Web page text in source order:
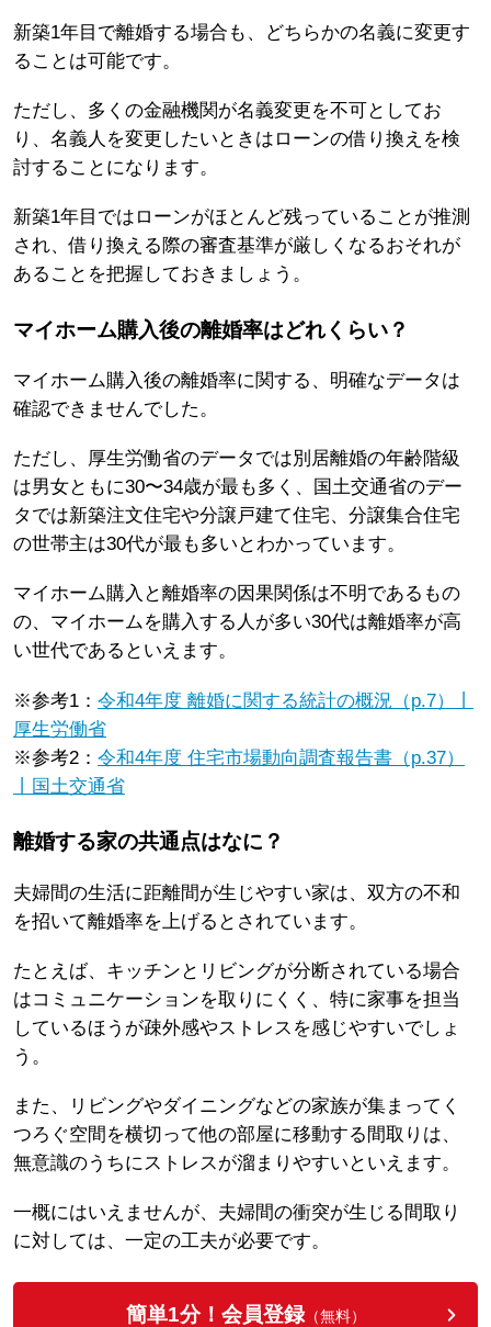
新築1年目で離婚する場合も、どちらかの名義に変更す
ることは可能です。
ただし、多くの金融機関が名義変更を不可としてお
り、名義人を変更したいときはローンの借り換えを検
討することになります。
新築1年目ではローンがほとんど残っていることが推測
され、借り換える際の審査基準が厳しくなるおそれが
あることを把握しておきましょう。
マイホーム購入後の離婚率はどれくらい？
マイホーム購入後の離婚率に関する、明確なデータは
確認できませんでした。
ただし、厚生労働省のデータでは別居離婚の年齢階級
は男女ともに30〜34歳が最も多く、国土交通省のデー
タでは新築注文住宅や分譲戸建て住宅、分譲集合住宅
の世帯主は30代が最も多いとわかっています。
マイホーム購入と離婚率の因果関係は不明であるもの
の、マイホームを購入する人が多い30代は離婚率が高
い世代であるといえます。
※参考1： 令和4年度 離婚に関する統計の概況（p.7）丨
厚生労働省
※参考2： 令和4年度 住宅市場動向調査報告書（p.37）
丨国土交通省
離婚する家の共通点はなに？
夫婦間の生活に距離間が生じやすい家は、双方の不和
を招いて離婚率を上げるとされています。
たとえば、キッチンとリビングが分断されている場合
はコミュニケーションを取りにくく、特に家事を担当
しているほうが疎外感やストレスを感じやすいでしょ
う。
また、リビングやダイニングなどの家族が集まってく
つろぐ空間を横切って他の部屋に移動する間取りは、
無意識のうちにストレスが溜まりやすいといえます。
一概にはいえませんが、夫婦間の衝突が生じる間取り
に対しては、一定の工夫が必要です。
簡単1分！会員登録（無料）